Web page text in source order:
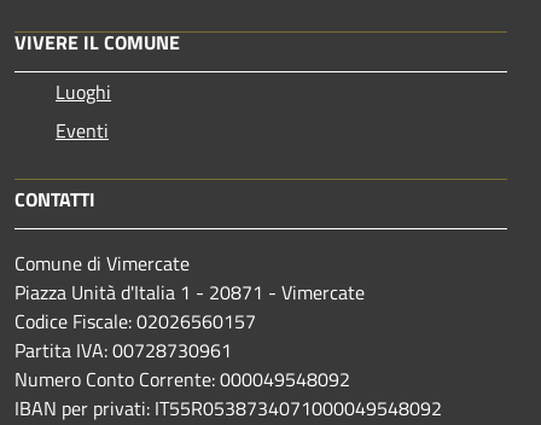
VIVERE IL COMUNE
Luoghi
Eventi
CONTATTI
Comune di Vimercate
Piazza Unità d'Italia 1 - 20871 - Vimercate
Codice Fiscale: 02026560157
Partita IVA: 00728730961
Numero Conto Corrente: 000049548092
IBAN per privati: IT55R0538734071000049548092